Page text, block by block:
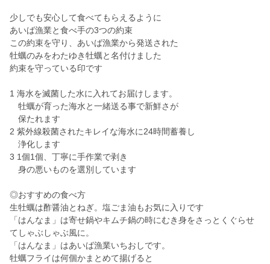
少しでも安心して食べてもらえるように
あいば漁業と食べ手の3つの約束
この約束を守り、あいば漁業から発送された
牡蠣のみをわたゆき牡蠣と名付けました
約束を守っている印です
1 海水を滅菌した水に入れてお届けします。
牡蠣が育った海水と一緒送る事で新鮮さが
保たれます
2 紫外線殺菌されたキレイな海水に24時間蓄養し
浄化します
3 1個1個、丁寧に手作業で剥き
身の悪いものを選別しています
◎おすすめの食べ方
生牡蠣は酢醤油とねぎ。塩ごま油もお気に入りです
「はんなま」は寄せ鍋やキムチ鍋の時にむき身をさっとくぐらせ
てしゃぶしゃぶ風に。
「はんなま」はあいば漁業いちおしです。
牡蠣フライは何個かまとめて揚げると